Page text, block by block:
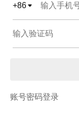
+86
账号密码登录